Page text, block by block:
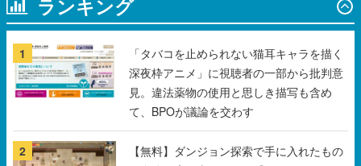
深夜枠アニメ」に視聴者の一部から批判意
見。違法薬物の使用と思しき描写も含め
て、BPOが議論を交わす
2
【無料】ダンジョン探索で手に入れたもの
を自分の店で売るゲーム『Moonlighter』が
Steamにて無料配布中！続編『Moonlighter
2』の9月2日正式リリースを記念したキャ